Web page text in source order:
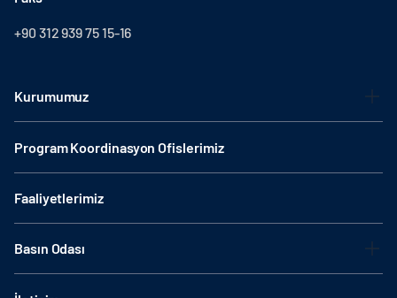
+90 312 939 75 15-16
Kurumumuz
Program Koordinasyon Ofislerimiz
Faaliyetlerimiz
Basın Odası